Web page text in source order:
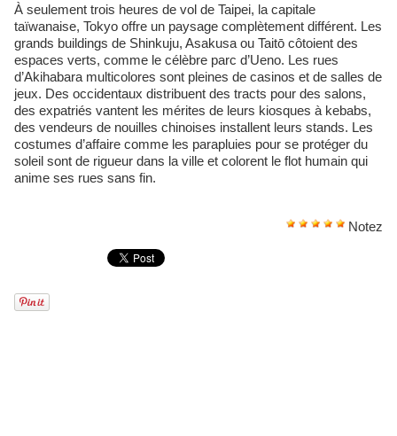
À seulement trois heures de vol de Taipei, la capitale
taïwanaise, Tokyo offre un paysage complètement différent. Les
grands buildings de Shinkuju, Asakusa ou Taitō côtoient des
espaces verts, comme le célèbre parc d’Ueno. Les rues
d’Akihabara multicolores sont pleines de casinos et de salles de
jeux. Des occidentaux distribuent des tracts pour des salons,
des expatriés vantent les mérites de leurs kiosques à kebabs,
des vendeurs de nouilles chinoises installent leurs stands. Les
costumes d’affaire comme les parapluies pour se protéger du
soleil sont de rigueur dans la ville et colorent le flot humain qui
anime ses rues sans fin.
Notez